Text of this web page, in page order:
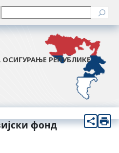
Претрага
ОСИГУРАЊЕ РЕПУБЛИКЕ
фонд